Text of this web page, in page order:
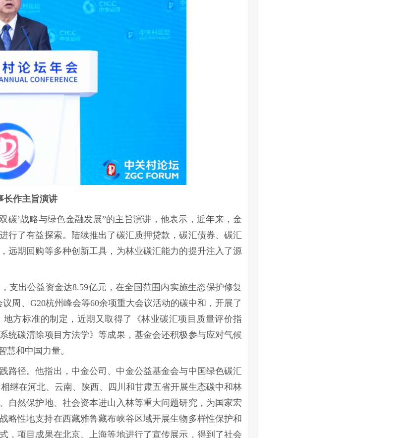
长作主旨演讲
碳’战略与绿色金融发展”的主旨演讲，他表示，近年来，金
行了有益探索。陆续推出了碳汇质押贷款，碳汇债券、碳汇
远期回购等多种创新工具，为林业碳汇能力的提升注入了源
支出公益资金达8.59亿元，在全国范围内实施生态保护修复
周、G20杭州峰会等60余项重大会议活动的碳中和，开展了
方标准的制定，近期又取得了《林业碳汇项目质量评价指
统碳清除项目方法学》等成果，基金会还积极参与应对气候
和中国力量。
路径。他指出，中金公司、中金公益基金会与中国绿色碳汇
继在河北、云南、陕西、四川和甘肃五省开展生态碳中和林
自然保护地、社会资本进山入林等重大问题研究，为国家宏
略性地支持在西藏雅鲁藏布峡谷区域开展生物多样性保护和
，项目成果在北京、上海等地进行了宣传展示，得到了社会